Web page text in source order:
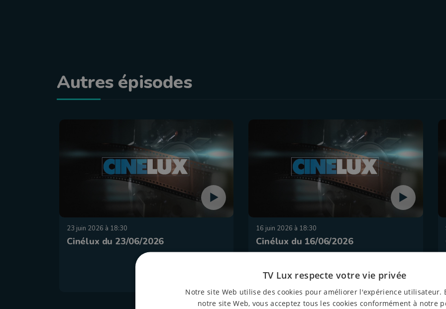
Autres épisodes
23 juin 2026 à 18:30
Cinélux du 23/06/2026
16 juin 2026 à 18:30
Cinélux du 16/06/2026
TV Lux respecte votre vie privée
Notre site Web utilise des cookies pour améliorer l'expérience utilisateur.
notre site Web, vous acceptez tous les cookies conformément à notre